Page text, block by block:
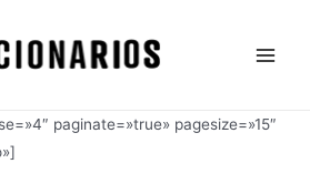
paginate=»true» pagesize=»15″